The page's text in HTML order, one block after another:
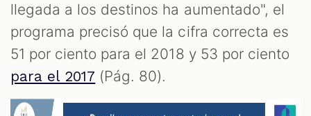
llegada a los destinos ha aumentado", el
programa precisó que la cifra correcta es
51 por ciento para el 2018 y 53 por ciento
para el 2017 (Pág. 80).